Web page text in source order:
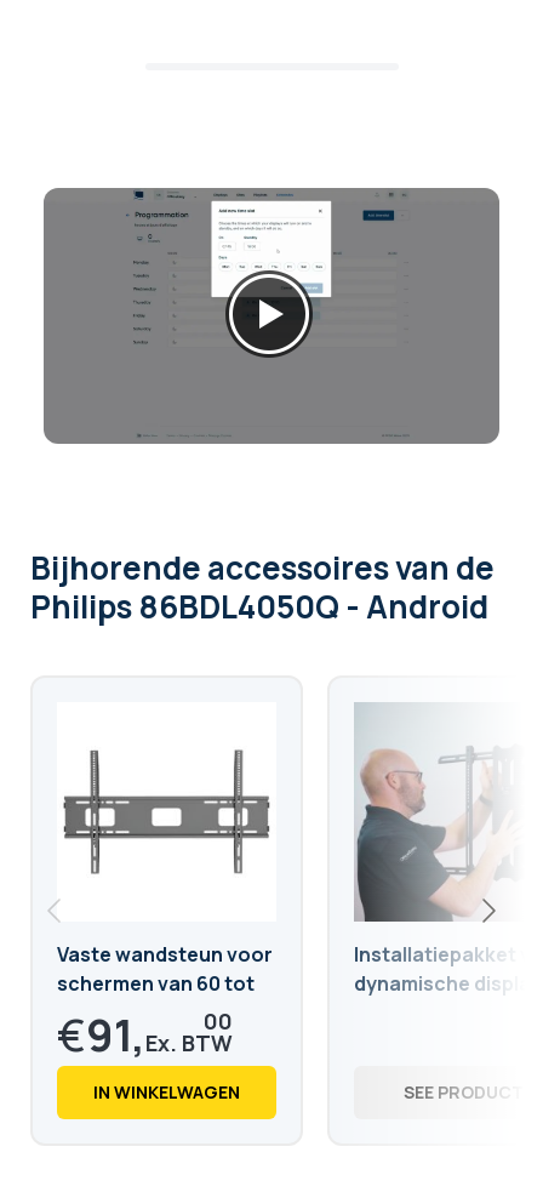
Bijhorende accessoiresvan de
Philips 86BDL4050Q - Android
Vaste wandsteun voor
schermen van 60 tot
98 inch
€91, 00
€ 110,
IN WINKELWAGEN
Installatiepakket
dynamische
SEE PRODUCT